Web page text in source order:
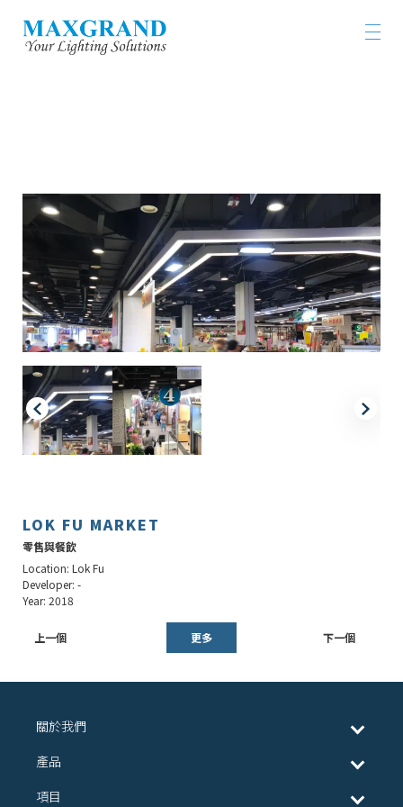
LOK FU MARKET
零售與餐飲
Location: Lok Fu
Developer: -
Year: 2018
上一個 更多 下一個
關於我們
產品
項目